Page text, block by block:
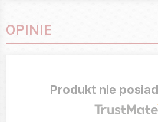
OPINIE
Produkt nie